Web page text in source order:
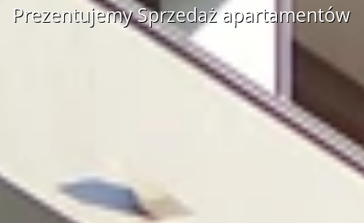
Prezentujemy Sprzedaż apartamentów